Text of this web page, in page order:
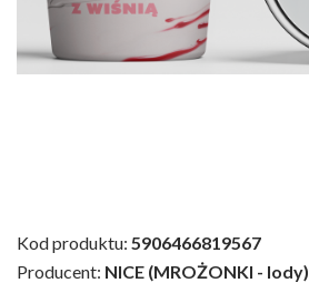
Kod produktu: 5906466819567
Producent: NICE (MROŻONKI - lody)